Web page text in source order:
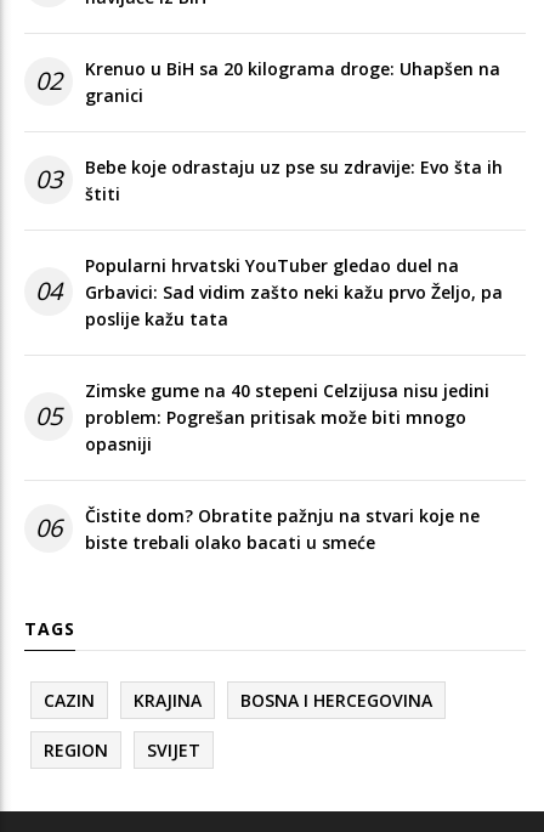
02
Krenuo u BiH sa 20 kilograma droge: Uhapšen na
granici
03
Bebe koje odrastaju uz pse su zdravije: Evo šta ih
štiti
04
Popularni hrvatski YouTuber gledao duel na
Grbavici: Sad vidim zašto neki kažu prvo Željo, pa
poslije kažu tata
05
Zimske gume na 40 stepeni Celzijusa nisu jedini
problem: Pogrešan pritisak može biti mnogo
opasniji
06
Čistite dom? Obratite pažnju na stvari koje ne
biste trebali olako bacati u smeće
TAGS
CAZIN KRAJINA BOSNA I HERCEGOVINA
REGION SVIJET